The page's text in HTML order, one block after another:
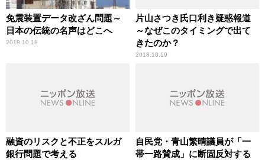
免震装置データ改ざん問題～
日本の伝統の名声はどこへ
2018.10.19
片山さつき氏口利き疑惑報道
～なぜこのタイミングで出て
きたのか？
2018.10.19
融資のリスクと不正をスルガ
銀行問題で考える
自民党・青山繁晴議員が「一
帯一路賛成」に断固反対する